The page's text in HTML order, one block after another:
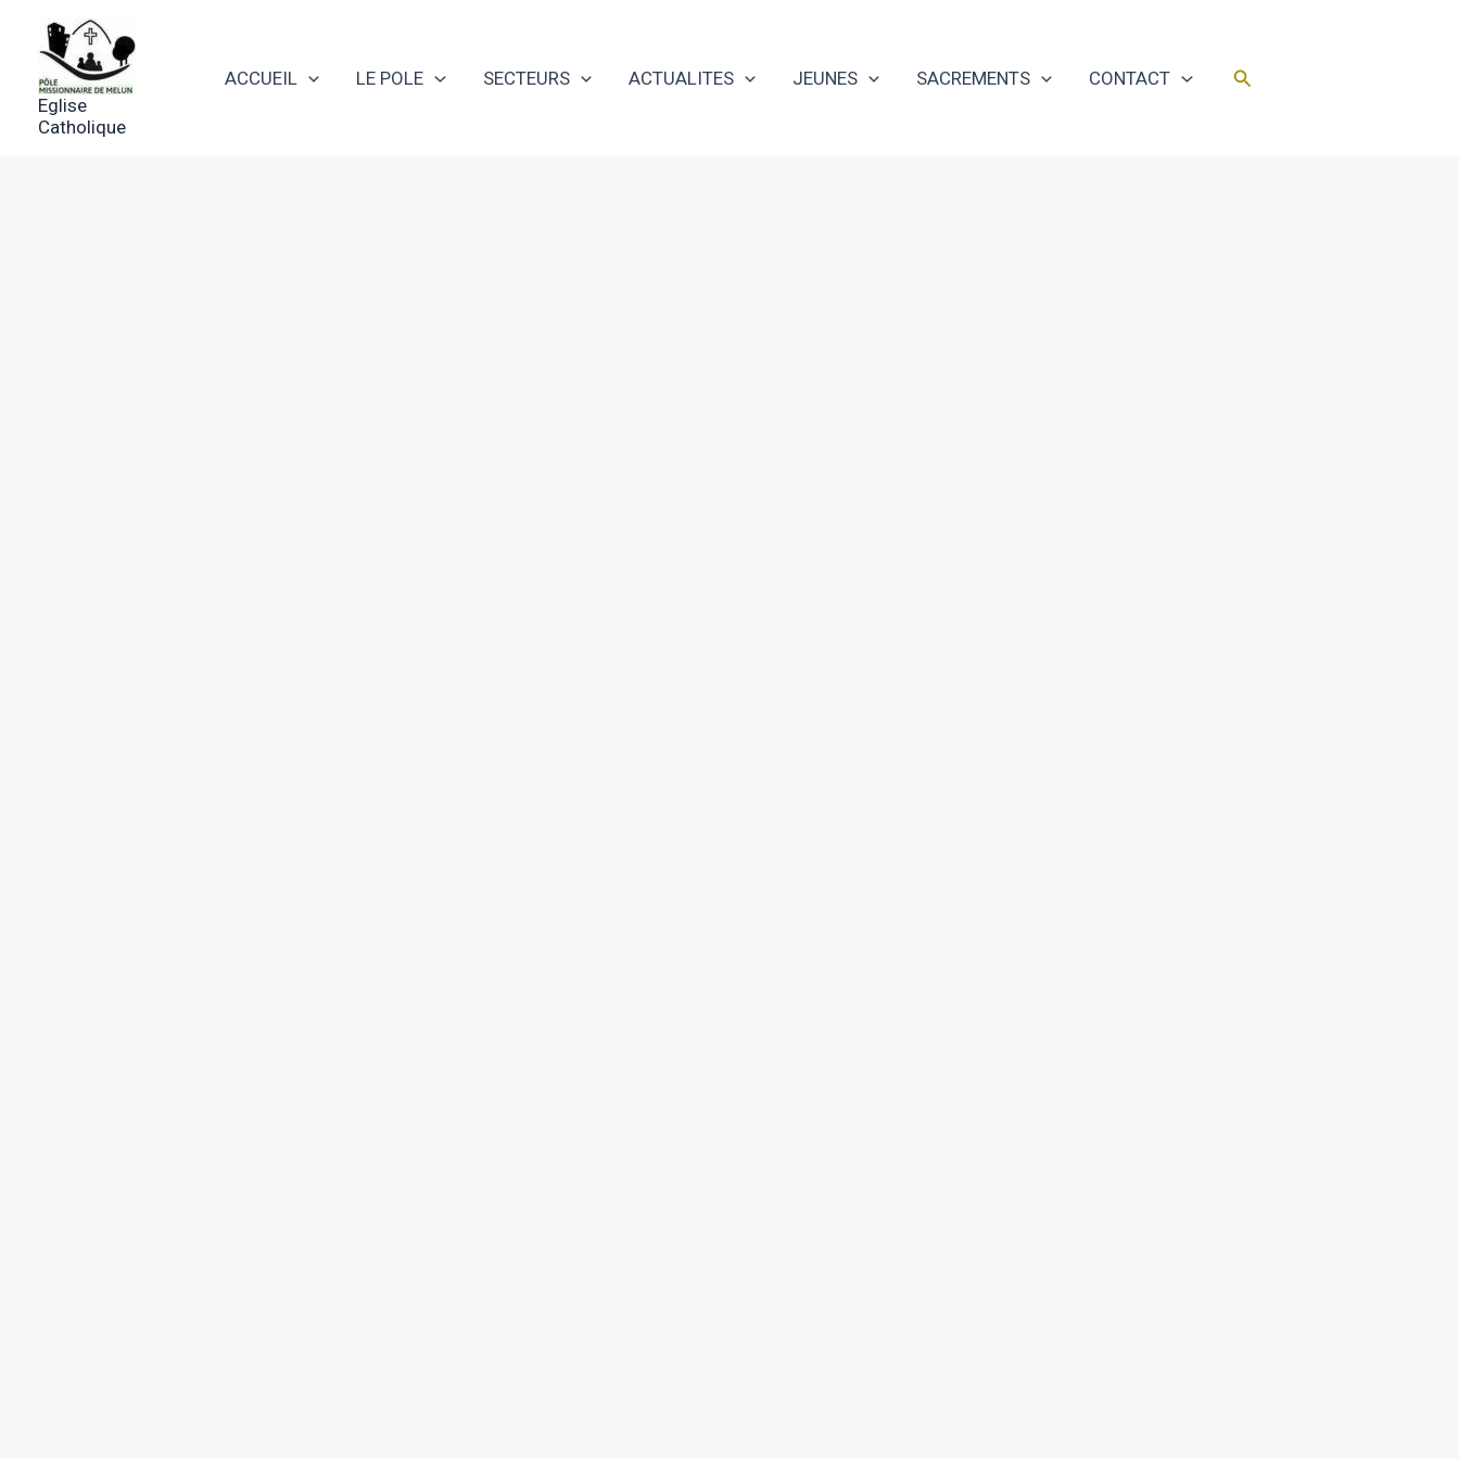
contenu
Eglise
Catholique
ACCUEIL LE POLE SECTEURS ACTUALITES JEUNES SACREMENTS CONTACT Rechercher